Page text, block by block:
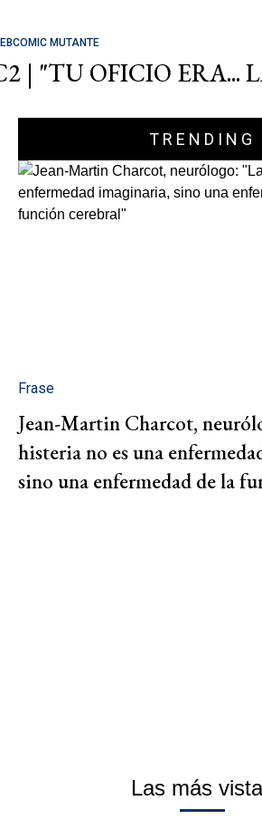
MUTANTE
| "TU OFICIO ERA...
TRENDING
Frase
Jean-Martin Charcot,
histeria no es una
sino una enfermedad de la
Las más